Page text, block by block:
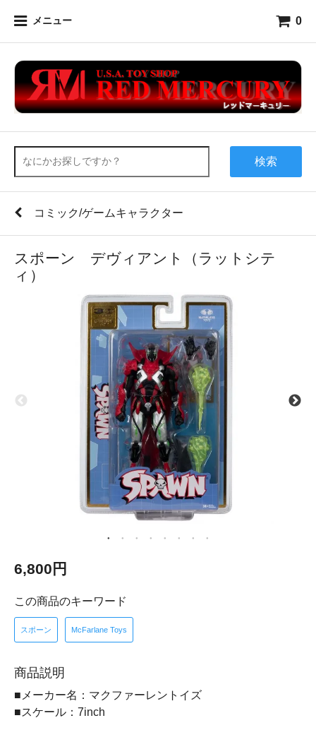
メニュー 0
検索
コミック/ゲームキャラクター
スポーン デヴィアント（ラットシテ
ィ）
6,800円
この商品のキーワード
スポーン McFarlane Toys
商品説明
■メーカー名：マクファーレントイズ
■スケール：7inch